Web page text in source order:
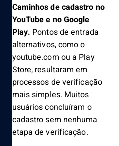
Caminhos de cadastro no
YouTube e no Google
Play. Pontos de entrada
alternativos, como o
youtube.com ou a Play
Store, resultaram em
processos de verificação
mais simples. Muitos
usuários concluíram o
cadastro sem nenhuma
etapa de verificação.